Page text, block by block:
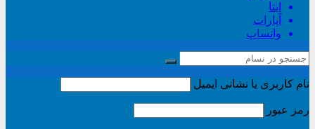
ایتا
آپارات
واتساپ
نام کاربری یا نشانی ایمیل
رمز عبور